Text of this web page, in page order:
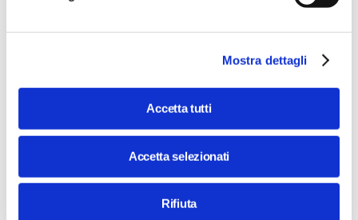
Mostra dettagli
Accetta tutti
Accetta selezionati
Rifiuta
Nel talk “Ma veramente ti pagano per viaggiare?" Come i
retroscena e curiosità sul suo lavoro da travel content
creator.
ha 25 anni, vive a Milano e dopo una laurea